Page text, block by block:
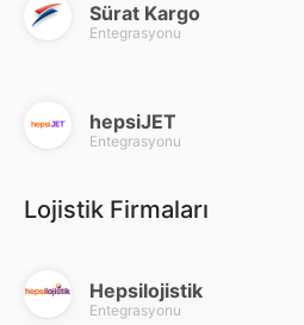
Sürat Kargo
Entegrasyonu
hepsiJET
Entegrasyonu
Lojistik Firmaları
Hepsilojistik
Entegrasyonu